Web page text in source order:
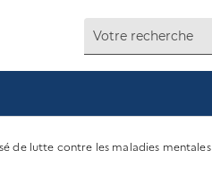
de lutte contre les maladies mentales